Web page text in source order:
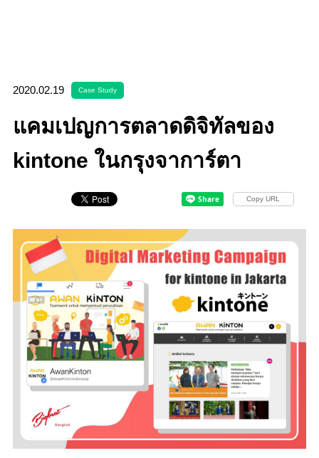
2020.02.19 Case Study
แคมเปญการตลาดดิจิทัลของ
kintone ในกรุงจาการ์ตา
Copy URL